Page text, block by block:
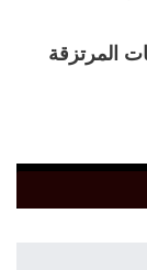
المرتزقة